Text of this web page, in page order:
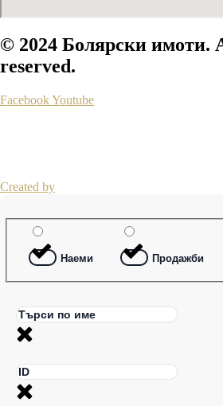
© 2024 Болярски имоти.
reserved.
FacebookYoutube
Created by
Наеми Продажби